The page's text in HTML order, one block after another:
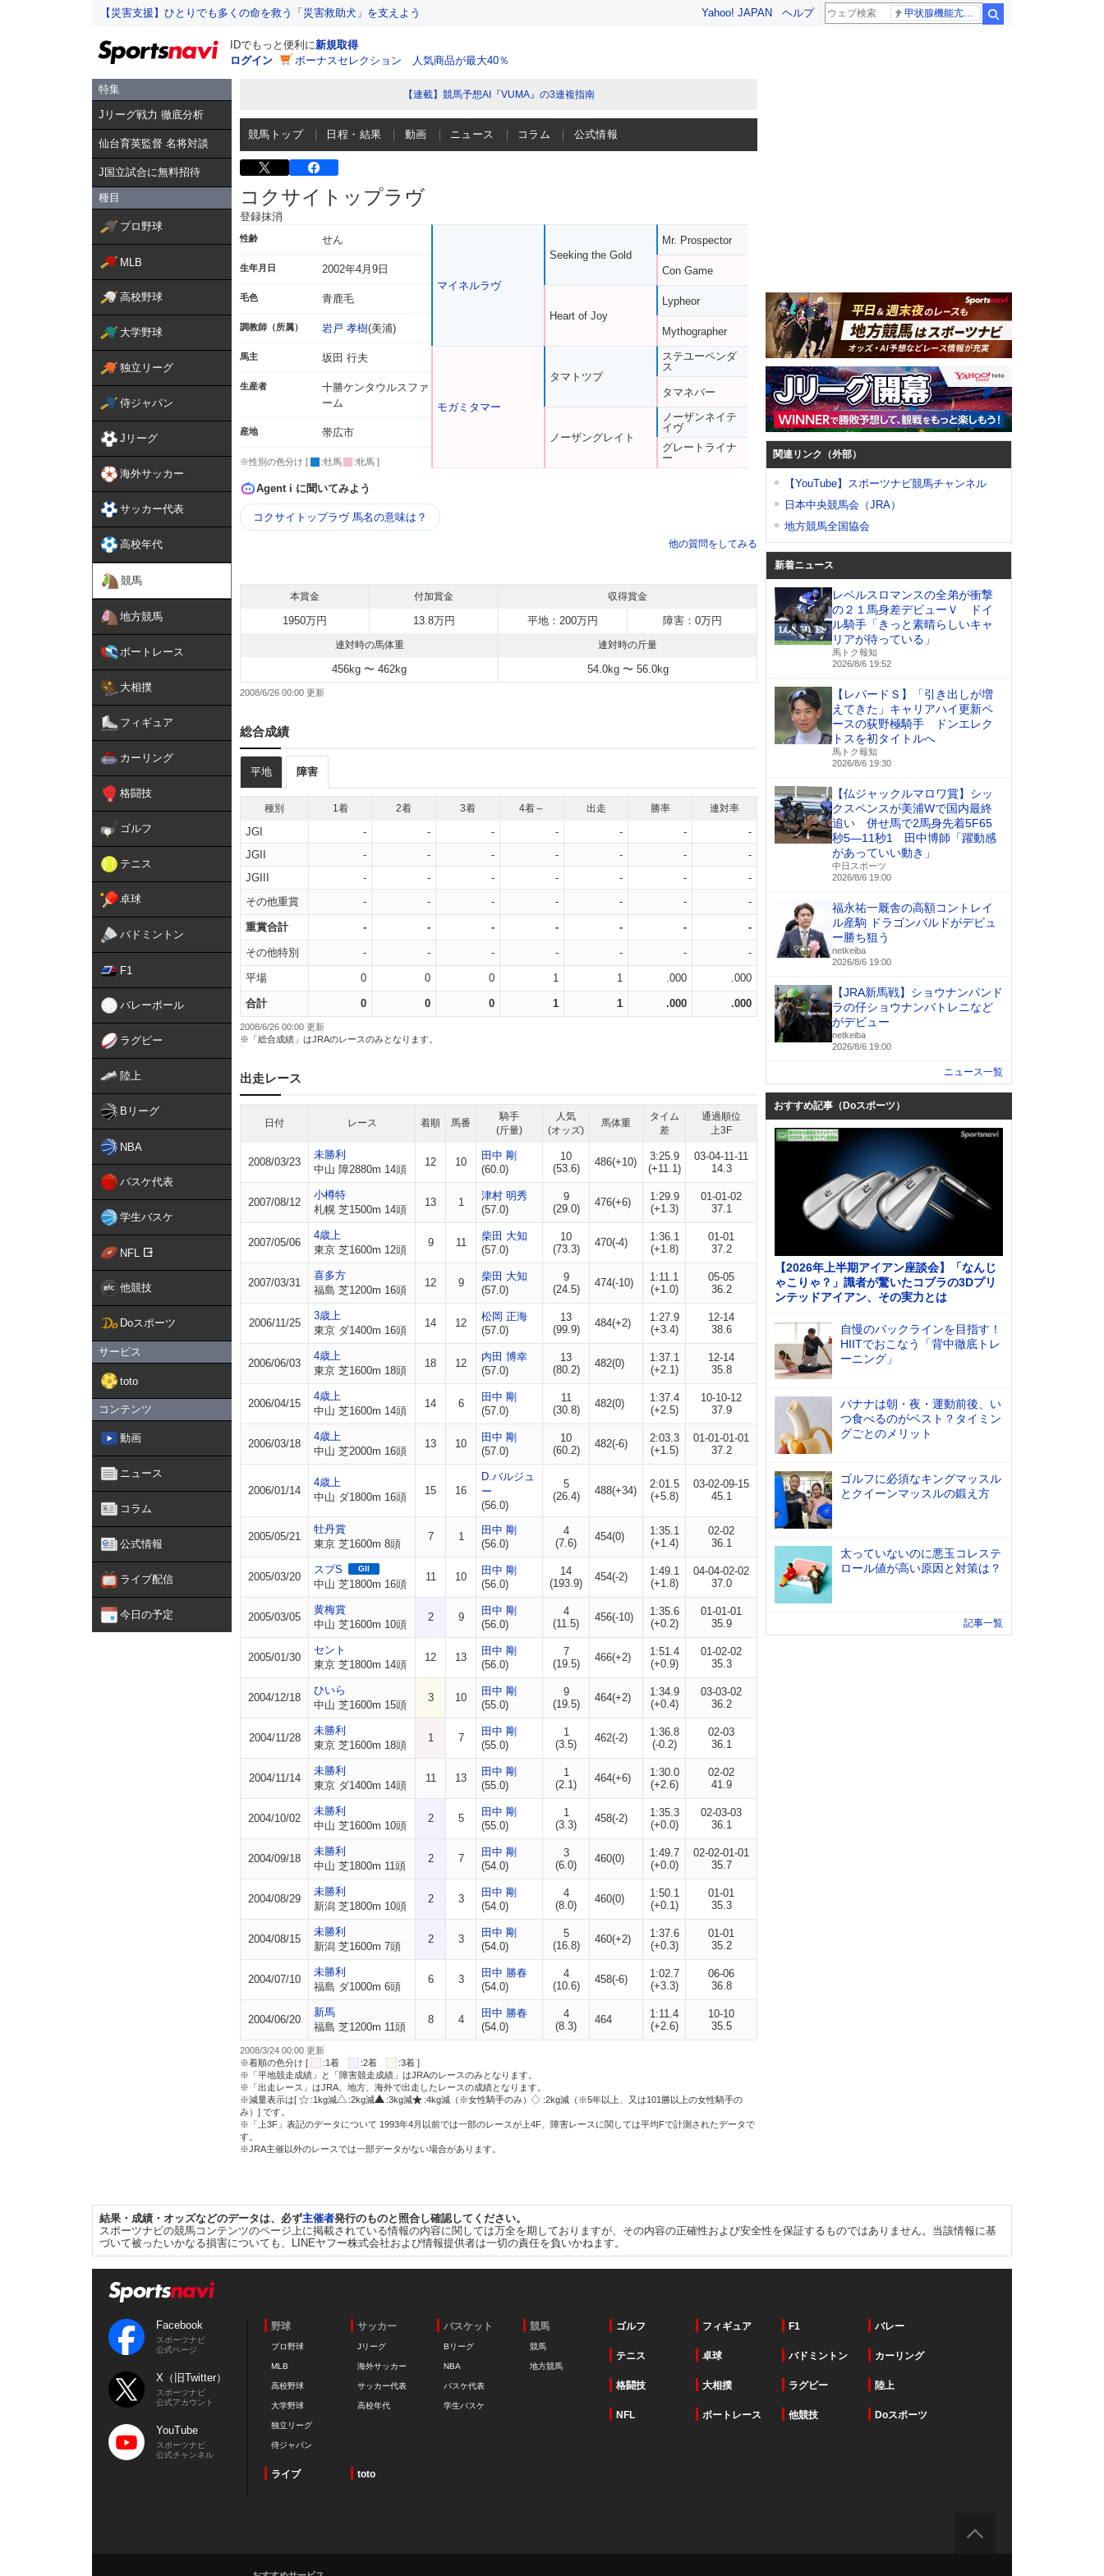
【災害支援】ひとりでも多くの命を救う「災害救助犬」を支えよう Yahoo! JAPAN ヘルプ
IDでもっと便利に新規取得
ログイン
ボーナスセレクション 人気商品が最大40％
特集
Jリーグ戦力 徹底分析
仙台育英監督 名将対談
J国立試合に無料招待
種目
プロ野球
MLB
高校野球
大学野球
独立リーグ
侍ジャパン
Jリーグ
海外サッカー
サッカー代表
高校年代
競馬
地方競馬
ボートレース
大相撲
フィギュア
カーリング
格闘技
ゴルフ
テニス
卓球
バドミントン
F1
バレーボール
ラグビー
陸上
Bリーグ
NBA
バスケ代表
学生バスケ
NFL
他競技
Doスポーツ
サービス
toto
コンテンツ
動画
ニュース
コラム
公式情報
ライブ配信
今日の予定
【連載】競馬予想AI『VUMA』の3連複指南
競馬トップ 日程・結果 動画 ニュース コラム 公式情報
コクサイトップラヴ
登録抹消
性齢 せん
生年月日 2002年4月9日
毛色 青鹿毛
調教師（所属） 岩戸 孝樹(美浦)
馬主 坂田 行夫
生産者
十勝ケンタウルスファ
ーム
産地 帯広市
※性別の色分け [ :牡馬 :牝馬 ]
マイネルラヴ
モガミタマー
Seeking the Gold
Heart of Joy
タマトツプ
ノーザングレイト
Mr. Prospector
Con Game
Lypheor
Mythographer
ステユーペンダ
ス
タマネバー
ノーザンネイテ
イヴ
グレートライナ
ー
Agent i に聞いてみよう
コクサイトップラヴ 馬名の意味は？
他の質問をしてみる
本賞金 付加賞金 収得賞金
1950万円 13.8万円 平地：200万円 障害：0万円
連対時の馬体重 連対時の斤量
456kg 〜 462kg 54.0kg 〜 56.0kg
2008/6/26 00:00
総合成績
平地 障害
種別 1着 2着 3着 4着～ 出走 勝率 連対率
JGI - - - - - -
-
JGII
- - - - - -
-
JGIII
- - - - - -
-
その他重賞
- - - - - - -
重賞合計 - - - - - - -
その他特別 - - - - - - -
平場 0 0 0 1 1 .000 .000
合計 0 0 0 1 1 .000 .000
2008/6/26 00:00 更新
※「総合成績」はJRAのレースのみとなります。
出走レース
日付 レース 着順 馬番
騎手
(斤量)
人気
(オッズ)
馬体重
タイム
差
通過順位
上3F
2008/03/23
未勝利
中山 障2880m 14頭
12 10
田中 剛
(60.0)
10
(53.6)
486(+10)
3:25.9
(+11.1)
03-04-11-11
14.3
2007/08/12
小樽特
札幌 芝1500m 14頭
13 1
津村 明秀
(57.0)
9
(29.0)
476(+6)
1:29.9
(+1.3)
01-01-02
37.1
2007/05/06
4歳上
東京 芝1600m 12頭
9 11
柴田 大知
(57.0)
10
(73.3)
470(-4)
1:36.1
(+1.8)
01-01
37.2
2007/03/31
喜多方
福島 芝1200m 16頭
12 9
柴田 大知
(57.0)
9
(24.5)
474(-10)
1:11.1
(+1.0)
05-05
36.2
2006/11/25
3歳上
東京 ダ1400m 16頭
14 12
松岡 正海
(57.0)
13
(99.9)
484(+2)
1:27.9
(+3.4)
12-14
38.6
2006/06/03
4歳上
東京 芝1600m 18頭
18 12
内田 博幸
(57.0)
13
(80.2)
482(0)
1:37.1
(+2.1)
12-14
35.8
2006/04/15
4歳上
中山 芝1600m 14頭
14 6
田中 剛
(57.0)
11
(30.8)
482(0)
1:37.4
(+2.5)
10-10-12
37.9
2006/03/18
4歳上
中山 芝2000m 16頭
13 10
田中 剛
(57.0)
10
(60.2)
482(-6)
2:03.3
(+1.5)
01-01-01-01
37.2
2006/01/14
4歳上
中山 ダ1800m 16頭
15 16
D.バルジュ
ー
(56.0)
5
(26.4)
488(+34)
2:01.5
(+5.8)
03-02-09-15
45.1
2005/05/21
牡丹賞
東京 芝1600m 8頭
7 1
田中 剛
(56.0)
4
(7.6)
454(0)
1:35.1
(+1.4)
02-02
36.1
2005/03/20
スプS GII
中山 芝1800m 16頭
11 10
田中 剛
(56.0)
14
(193.9)
454(-2)
1:49.1
(+1.8)
04-04-02-02
37.0
2005/03/05
黄梅賞
中山 芝1600m 10頭
2 9
田中 剛
(56.0)
4
(11.5)
456(-10)
1:35.6
(+0.2)
01-01-01
35.9
2005/01/30
セント
東京 芝1800m 14頭
12 13
田中 剛
(56.0)
7
(19.5)
466(+2)
1:51.4
(+0.9)
01-02-02
35.3
2004/12/18
ひいら
中山 芝1600m 15頭
3 10
田中 剛
(55.0)
9
(19.5)
464(+2)
1:34.9
(+0.4)
03-03-02
36.2
2004/11/28
未勝利
東京 芝1600m 18頭
1 7
田中 剛
(55.0)
1
(3.5)
462(-2)
1:36.8
(-0.2)
02-03
36.1
2004/11/14
未勝利
東京 ダ1400m 14頭
11 13
田中 剛
(55.0)
1
(2.1)
464(+6)
1:30.0
(+2.6)
02-02
41.9
2004/10/02
未勝利
中山 芝1600m 10頭
2 5
田中 剛
(55.0)
1
(3.3)
458(-2)
1:35.3
(+0.0)
02-03-03
36.1
2004/09/18
未勝利
中山 芝1800m 11頭
2 7
田中 剛
(54.0)
3
(6.0)
460(0)
1:49.7
(+0.0)
02-02-01-01
35.7
2004/08/29
未勝利
新潟 芝1800m 10頭
2 3
田中 剛
(54.0)
4
(8.0)
460(0)
1:50.1
(+0.1)
01-01
35.3
2004/08/15
未勝利
新潟 芝1600m 7頭
2 3
田中 剛
(54.0)
5
(16.8)
460(+2)
1:37.6
(+0.3)
01-01
35.2
2004/07/10
未勝利
福島 ダ1000m 6頭
6 3
田中 勝春
(54.0)
4
(10.6)
458(-6)
1:02.7
(+3.3)
06-06
36.8
2004/06/20
新馬
福島 芝1200m 11頭
8 4
田中 勝春
(54.0)
4
(8.3)
464
1:11.4
(+2.6)
10-10
35.5
2008/3/24 00:00 更新
※着順の色分け [
:1着 :2着
:3着 ]
※「平地競走成績」と「障害競走成績」はJRAのレースのみとなります。
※「出走レース」はJRA、地方、海外で出走したレースの成績となります。
※減量表示は[
:1kg減 :2kg減 :3kg減 :4kg減（※女性騎手のみ）
:2kg減（※5年以上、又は101勝以上の女性騎手の
み）] です。
※「上3F」表記のデータについて 1993年4月以前では一部のレースが上4F、障害レースに関しては平均Fで計測されたデータで
す。
※JRA主催以外のレースでは一部データがない場合があります。
関連リンク（外部）
【YouTube】スポーツナビ競馬チャンネル
日本中央競馬会（JRA）
地方競馬全国協会
新着ニュース
レベルスロマンスの全弟が衝撃
の２１馬身差デビューＶ ドイ
ル騎手「きっと素晴らしいキャ
リアが待っている」
馬トク報知
2026/8/6 19:52
【レパードＳ】「引き出しが増
えてきた」キャリアハイ更新ペ
ースの荻野極騎手 ドンエレク
トスを初タイトルへ
馬トク報知
2026/8/6 19:30
【仏ジャックルマロワ賞】シッ
クスペンスが美浦Wで国内最終
追い 併せ馬で2馬身先着5F65
秒5―11秒1 田中博師「躍動感
があっていい動き」
中日スポーツ
2026/8/6 19:00
福永祐一厩舎の高額コントレイ
ル産駒 ドラゴンバルドがデビュ
ー勝ち狙う
netkeiba
2026/8/6 19:00
【JRA新馬戦】ショウナンパンド
ラの仔ショウナンバトレニなど
がデビュー
netkeiba
2026/8/6 19:00
ニュース一覧
おすすめ記事（Doスポーツ）
【2026年上半期アイアン座談会】「なんじ
ゃこりゃ？」識者が驚いたコブラの3Dプリ
ンテッドアイアン、その実力とは
自慢のバックラインを目指す！
HIITでおこなう「背中徹底トレ
ーニング」
バナナは朝・夜・運動前後、い
つ食べるのがベスト？タイミン
グごとのメリット
ゴルフに必須なキングマッスル
とクイーンマッスルの鍛え方
太っていないのに悪玉コレステ
ロール値が高い原因と対策は？
記事一覧
結果・成績・オッズなどのデータは、必ず主催者発行のものと照合し確認してください。
スポーツナビの競馬コンテンツのページ上に掲載されている情報の内容に関しては万全を期しておりますが、その内容の正確性および安全性を保証するものではありません。当該情報に基
づいて被ったいかなる損害についても、LINEヤフー株式会社および情報提供者は一切の責任を負いかねます。
Facebook
スポーツナビ
公式ページ
X（旧Twitter）
スポーツナビ
公式アカウント
YouTube
スポーツナビ
公式チャンネル
野球
プロ野球
MLB
高校野球
大学野球
独立リーグ
侍ジャパン
サッカー
Jリーグ
海外サッカー
サッカー代表
高校年代
バスケット
Bリーグ
NBA
バスケ代表
学生バスケ
競馬
競馬
地方競馬
ゴルフ フィギュア F1 バレー
テニス 卓球 バドミントン カーリング
格闘技 大相撲 ラグビー 陸上
NFL ボートレース 他競技 Doスポーツ
ライブ toto